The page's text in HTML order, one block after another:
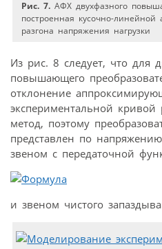
Рис. 7.АФХ двухфазного
построенная кусочно-
разгона напряжения нагрузки
Из рис. 8 следует, что для
повышающего
отклонение
экспериментальной кривой
метод, поэтому
представлен по
звеном с передаточной
и звеном чистого